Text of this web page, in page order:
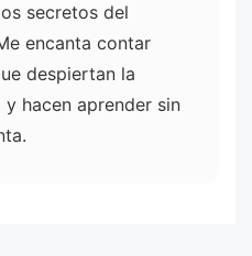
secretos del
encanta contar
despiertan la
hacen aprender sin